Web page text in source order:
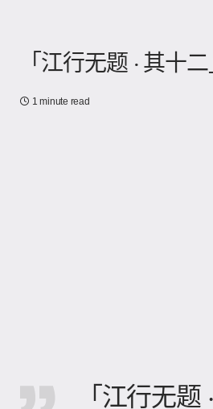
「江行无题 · 其十
1 minute read
「江行无题